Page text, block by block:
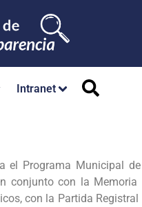
Intranet
el Programa Municipal
conjunto con la Memoria
con la Partida Registral